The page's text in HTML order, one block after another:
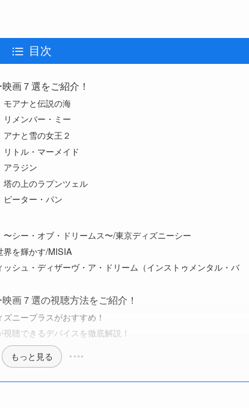
目次
画７選をご紹介！
アナと伝説の海
メンバー・ミー
ナと雪の女王２
トル・マーメイド
ラジン
の上のラプンツェル
ーター・パン
シー・オブ・ドリームス〜/東京ディズニーシー
界を輝かす/MISIA
シュ・ディザーヴ・ア・ドリーム（インストゥメンタル・バ
画７選の視聴方法をご紹介！
ニープラスがおすすめ！
聴できるデバイスを徹底解説！
もっと見る